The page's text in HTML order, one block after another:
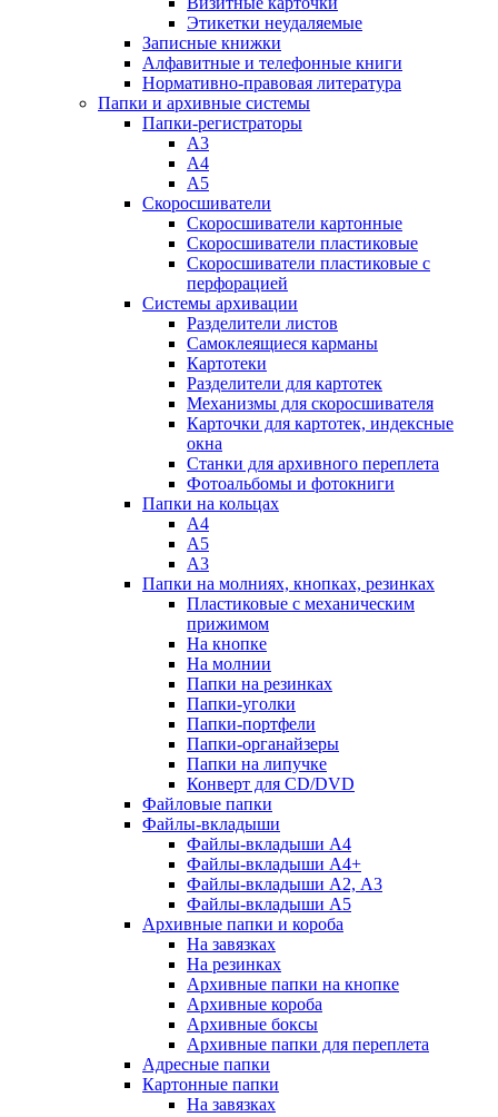
Этикетки неудаляемые
Записные книжки
Алфавитные и телефонные книги
Нормативно-правовая литература
Папки и архивные системы
Папки-регистраторы
А3
А4
А5
Скоросшиватели
Скоросшиватели картонные
Скоросшиватели пластиковые
Скоросшиватели пластиковые с
перфорацией
Системы архивации
Разделители листов
Самоклеящиеся карманы
Картотеки
Разделители для картотек
Механизмы для скоросшивателя
Карточки для картотек, индексные
окна
Станки для архивного переплета
Фотоальбомы и фотокниги
Папки на кольцах
А4
А5
А3
Папки на молниях, кнопках, резинках
Пластиковые с механическим
прижимом
На кнопке
На молнии
Папки на резинках
Папки-уголки
Папки-портфели
Папки-органайзеры
Папки на липучке
Конверт для CD/DVD
Файловые папки
Файлы-вкладыши
Файлы-вкладыши А4
Файлы-вкладыши А4+
Файлы-вкладыши А2, А3
Файлы-вкладыши А5
Архивные папки и короба
На завязках
На резинках
Архивные папки на кнопке
Архивные короба
Архивные боксы
Архивные папки для переплета
Адресные папки
Картонные папки
На завязках